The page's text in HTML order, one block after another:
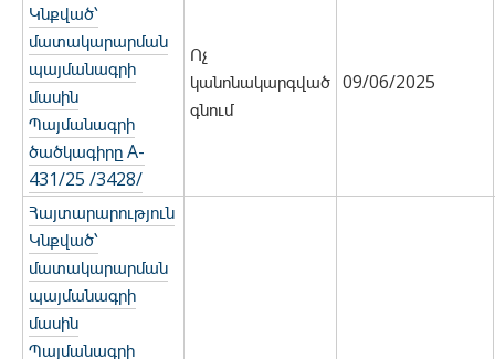
Կնքված՝
մատակարարման
պայմանագրի
մասին
Պայմանագրի
ծածկագիրը A-
431/25 /3428/
Ոչ
կանոնակարգված
գնում
09/06/2025
Հայտարարություն
Կնքված՝
մատակարարման
պայմանագրի
մասին
Պայմանագրի